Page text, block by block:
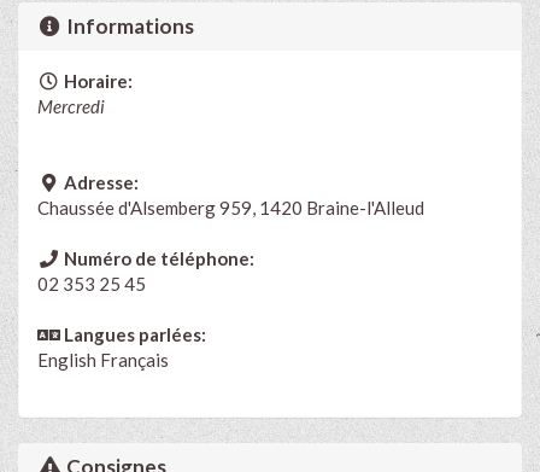
Informations
Horaire:
Mercredi
Adresse:
Chaussée d'Alsemberg 959, 1420 Braine-l'Alleud
Numéro de téléphone:
02 353 25 45
Langues parlées:
English Français
Consignes